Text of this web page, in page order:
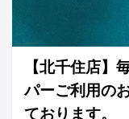
【北千住店】
パーご利用の
ております。